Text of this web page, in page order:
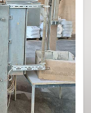
Next